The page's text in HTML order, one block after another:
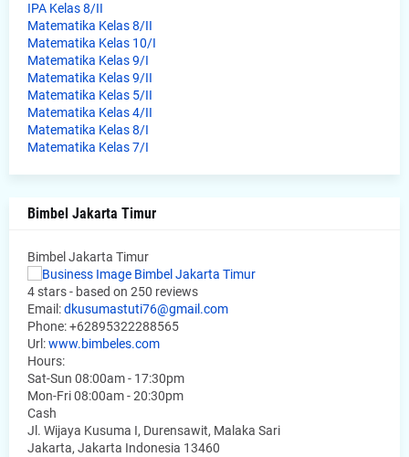
IPA Kelas 8/II
Matematika Kelas 8/II
Matematika Kelas 10/I
Matematika Kelas 9/I
Matematika Kelas 9/II
Matematika Kelas 5/II
Matematika Kelas 4/II
Matematika Kelas 8/I
Matematika Kelas 7/I
Bimbel Jakarta Timur
Bimbel Jakarta Timur
4 stars - based on 250 reviews
Email:dkusumastuti76@gmail.com
Phone:+62895322288565
Url:www.bimbeles.com
Hours:
Sat-Sun 08:00am - 17:30pm
Mon-Fri 08:00am - 20:30pm
Cash
Jl. Wijaya Kusuma I, Durensawit, Malaka Sari
Jakarta, Jakarta Indonesia 13460